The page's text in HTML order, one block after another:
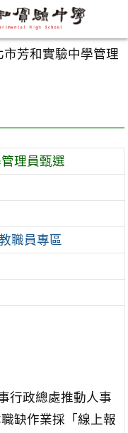
市芳和實驗中學管理
理員甄選
職員專區
行政總處推動人事
缺作業採「線上報